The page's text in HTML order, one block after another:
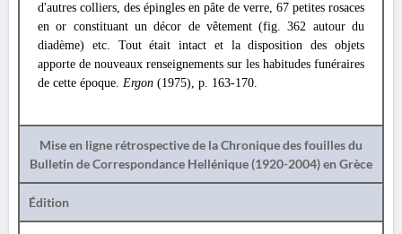
d'autres colliers, des épingles en pâte de verre, 67 petites rosaces
en or constituant un décor de vêtement (fig. 362 autour du
diadème) etc. Tout était intact et la disposition des objets
apporte de nouveaux renseignements sur les habitudes funéraires
de cette époque. Ergon (1975), p. 163-170.
Mise en ligne rétrospective de la Chronique des fouilles du
Bulletin de Correspondance Hellénique (1920-2004) en Grèce
Édition